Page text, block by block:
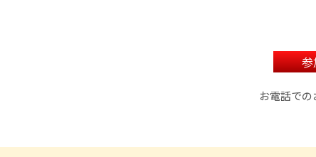
お電話で